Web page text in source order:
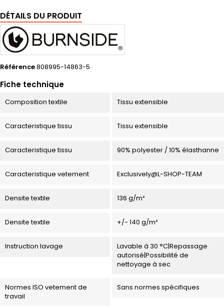
DÉTAILS DU PRODUIT
Référence808995-14863-5
Fiche technique
Composition textile Tissu extensible
Caracteristique tissu Tissu extensible
Caracteristique tissu 90% polyester / 10% élasthanne
Caracteristique vetement Exclusively@L-SHOP-TEAM
Densite textile 136 g/m²
Densite textile +/- 140 g/m²
Instruction lavage
Lavable à 30 °C|Repassage
autorisé|Possibilité de
nettoyage à sec
Normes ISO vetement de
travail
Sans normes spécifiques